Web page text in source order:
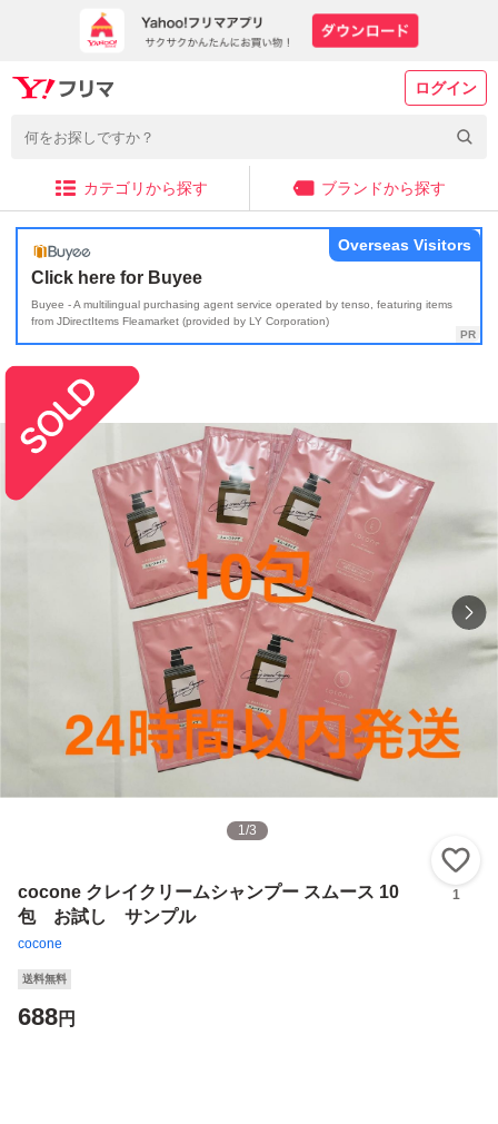
ログイン
カテゴリから探す ブランドから探す
Click here for Buyee
Buyee - A multilingual purchasing agent service operated by tenso, featuring items
from JDirectItems Fleamarket (provided by LY Corporation)
Overseas Visitors
1/3
cocone クレイクリームシャンプー スムース 10
包 お試し サンプル
cocone
1
送料無料
688円